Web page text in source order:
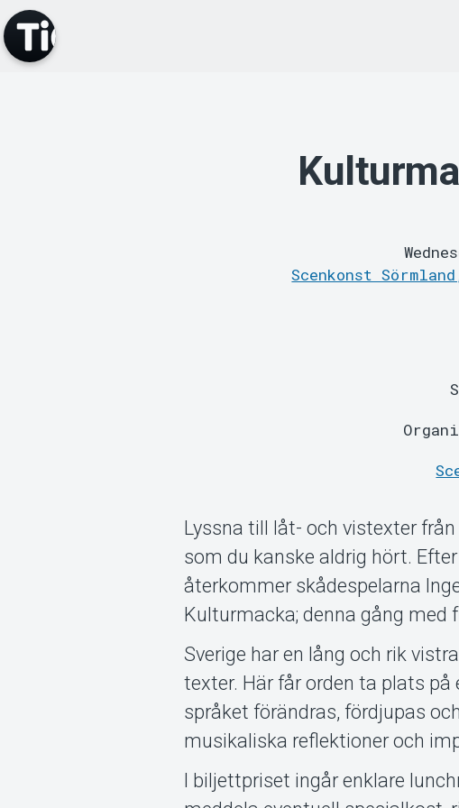
Scenkonst
Lyssna till låt- och vistexter
som du kanske aldrig hört.
återkommer skådespelarna
Kulturmacka; denna gång med
Sverige har en lång och rik
texter. Här får orden ta plats
språket förändras, fördjupas
musikaliska reflektioner och
I biljettpriset ingår enklare